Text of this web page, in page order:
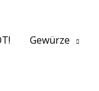
Gewürze